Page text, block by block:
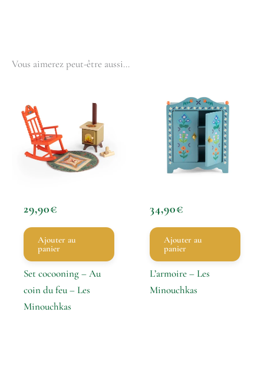
Vous aimerez peut-être aussi…
29,90€
Ajouter au
panier
Set cocooning – Au
coin du feu – Les
Minouchkas
34,90€
Ajouter au
panier
L’armoire – Les
Minouchkas